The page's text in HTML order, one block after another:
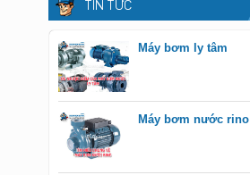
TIN TỨC
Máy bơm ly tâm
Máy bơm nước rino